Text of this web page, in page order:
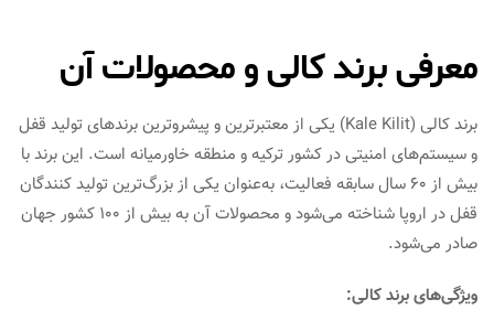
معرفی برند کالی و محصولات آن
برند کالی (Kale Kilit) یکی از معتبرترین و پیشروترین برندهای تولید قفل
و سیستم‌های امنیتی در کشور ترکیه و منطقه خاورمیانه است. این برند با
بیش از ۶۰ سال سابقه فعالیت، به‌عنوان یکی از بزرگ‌ترین تولید کنندگان
قفل در اروپا شناخته می‌شود و محصولات آن به بیش از ۱۰۰ کشور جهان
صادر می‌شود.
ویژگی‌های برند کالی: